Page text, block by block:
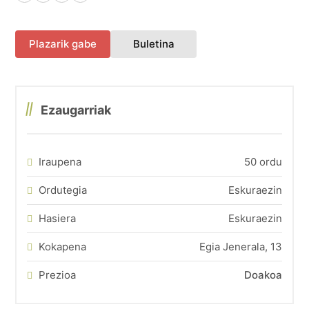
Plazarik gabe Buletina(fitxa berri batean irekiko
Ezaugarriak
Iraupena 50 ordu
Ordutegia Eskuraezin
Hasiera Eskuraezin
Kokapena Egia Jenerala, 13
Prezioa Doakoa